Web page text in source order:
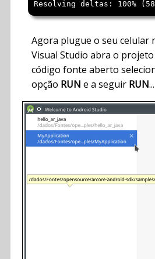
Agora plugue o seu celular
Visual Studio abra o projeto
código fonte aberto
opção RUN e a seguir RUN...